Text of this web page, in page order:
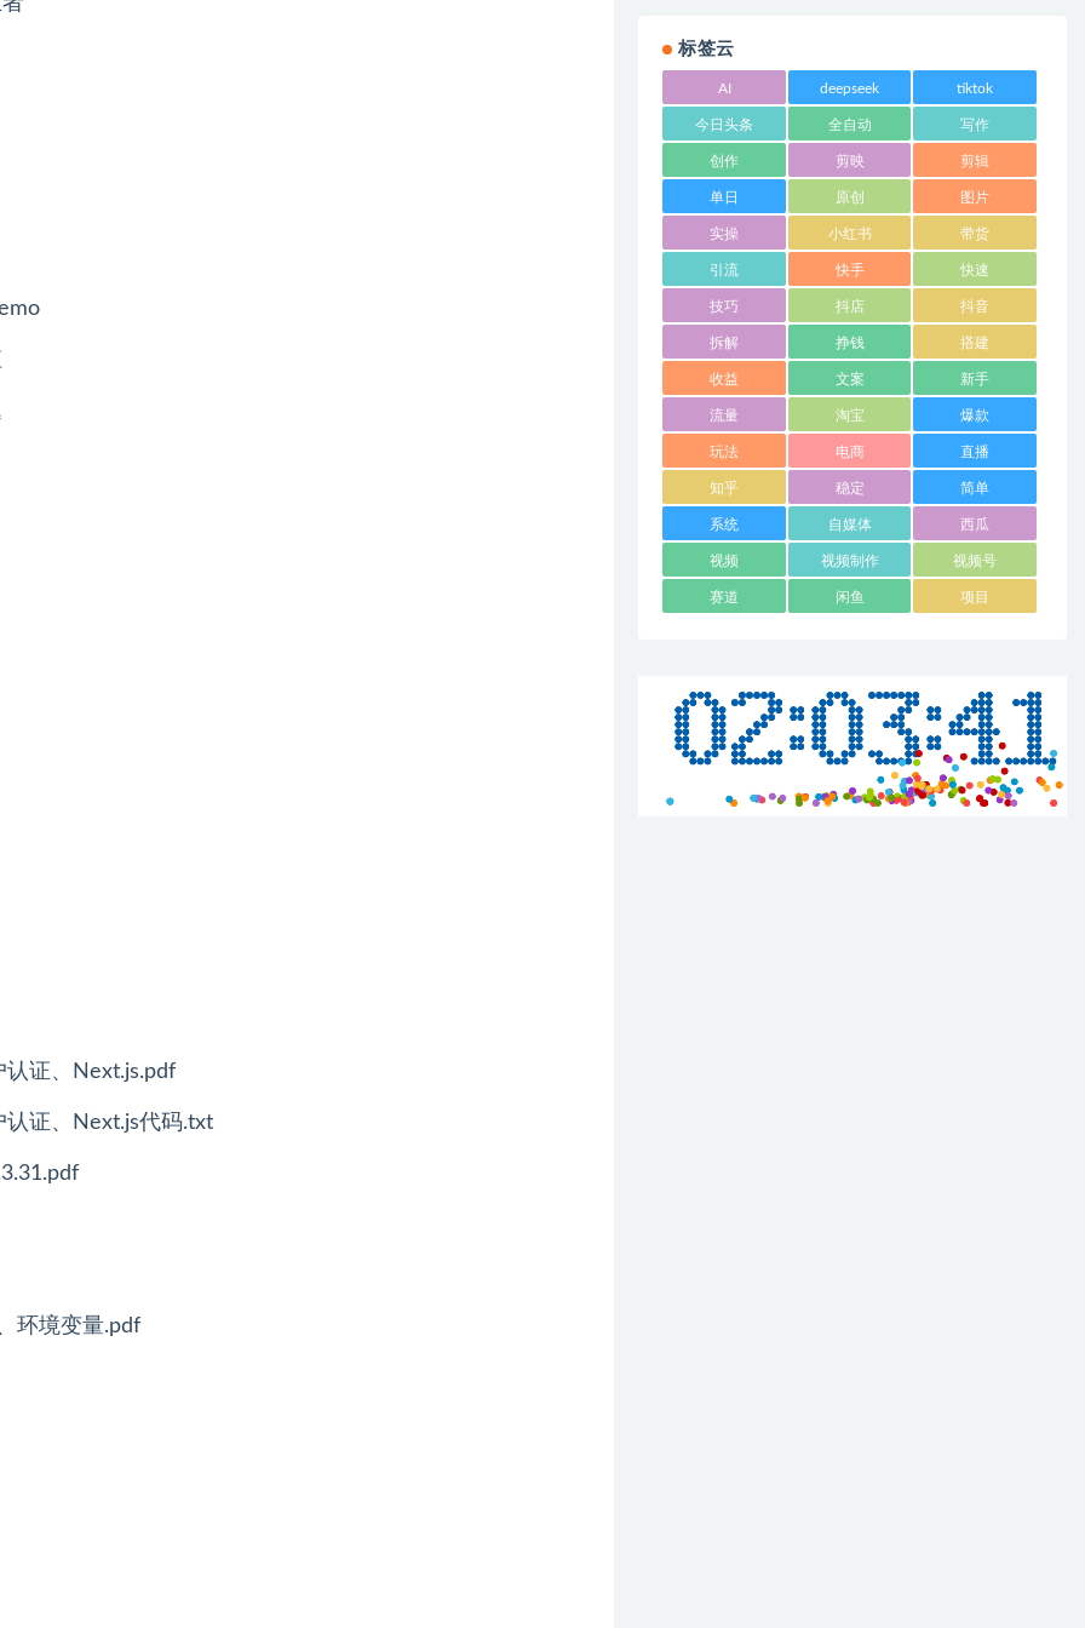
认证、Next.js.pdf
认证、Next.js代码.txt
环境变量.pdf
标签云
AI deepseek tiktok
今日头条 全自动 写作
创作 剪映 剪辑
单日 原创 图片
实操 小红书 带货
引流 快手 快速
技巧 抖店 抖音
拆解 挣钱 搭建
收益 文案 新手
流量 淘宝 爆款
玩法 电商 直播
知乎 稳定 简单
系统 自媒体 西瓜
视频 视频制作 视频号
赛道 闲鱼 项目